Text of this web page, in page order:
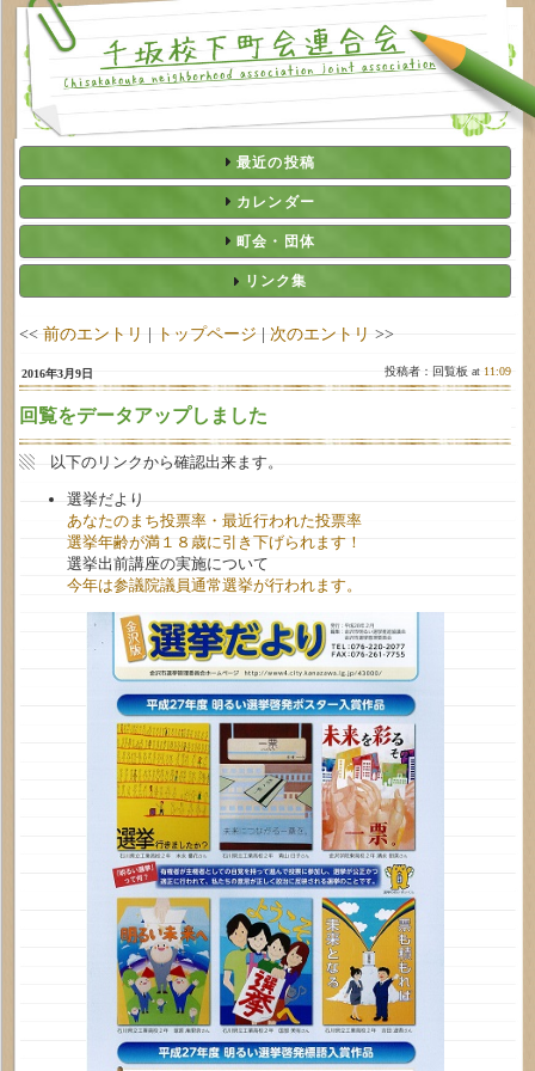
最近の投稿
カレンダー
町会・団体
リンク集
<< 前のエントリ | トップページ | 次のエントリ >>
2016年3月9日 投稿者：回覧板 at 11:09
回覧をデータアップしました
▧ 以下のリンクから確認出来ます。
選挙だより
あなたのまち投票率・最近行われた投票率
選挙年齢が満１８歳に引き下げられます！
選挙出前講座の実施について
今年は参議院議員通常選挙が行われます。